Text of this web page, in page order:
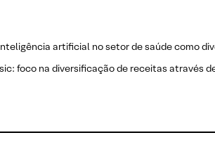
artificial no setor de saúde como
foco na diversificação de receitas através